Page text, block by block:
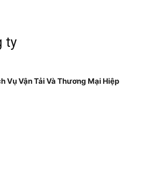
ty
Vụ Vận Tải Và Thương Mại Hiệp